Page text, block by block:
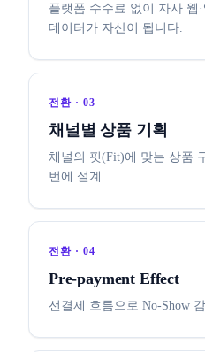
플랫폼 수수료 없이 자사 웹
데이터가 자산이 됩니다.
전환 · 03
채널별 상품 기획
채널의 핏(Fit)에 맞는 상품
번에 설계.
전환 · 04
Pre-payment Effect
선결제 흐름으로 No-Show